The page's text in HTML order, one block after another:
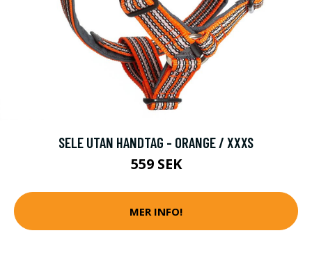
SELE UTAN HANDTAG - ORANGE / XXXS
559 SEK
MER INFO!